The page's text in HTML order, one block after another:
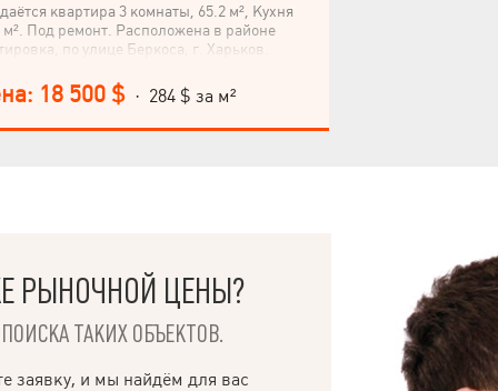
квартира 3 комнаты, 65.2 м², Кухня
м². Под ремонт. Расположена в районе
по улице Беркоса, г. Харьков.
дома. Купили новые
окна, узаконенный гараж,
есть придомовый участок. Не упускайте
18 500 $ · 284 $ за м²
РЫНОЧНОЙ ЦЕНЫ?
ТАКИХ ОБЪЕКТОВ.
заявку, и мы найдём для вас